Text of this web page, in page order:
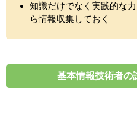
知識だけでなく実践的な
ら情報収集しておく
基本情報技術者の